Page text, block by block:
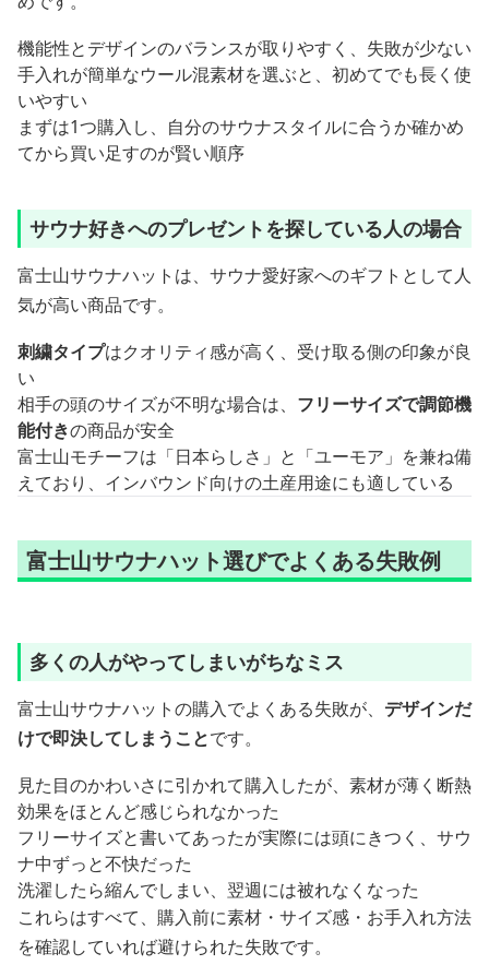
機能性とデザインのバランスが取りやすく、失敗が少ない
手入れが簡単なウール混素材を選ぶと、初めてでも長く使
いやすい
まずは1つ購入し、自分のサウナスタイルに合うか確かめ
てから買い足すのが賢い順序
サウナ好きへのプレゼントを探している人の場合
富士山サウナハットは、サウナ愛好家へのギフトとして人
気が高い商品です。
刺繍タイプはクオリティ感が高く、受け取る側の印象が良
い
相手の頭のサイズが不明な場合は、 フリーサイズで調節機
能付きの商品が安全
富士山モチーフは「日本らしさ」と「ユーモア」を兼ね備
えており、インバウンド向けの土産用途にも適している
富士山サウナハット選びでよくある失敗例
多くの人がやってしまいがちなミス
富士山サウナハットの購入でよくある失敗が、 デザインだ
けで即決してしまうことです。
見た目のかわいさに引かれて購入したが、素材が薄く断熱
効果をほとんど感じられなかった
フリーサイズと書いてあったが実際には頭にきつく、サウ
ナ中ずっと不快だった
洗濯したら縮んでしまい、翌週には被れなくなった
これらはすべて、購入前に素材・サイズ感・お手入れ方法
を確認していれば避けられた失敗です。